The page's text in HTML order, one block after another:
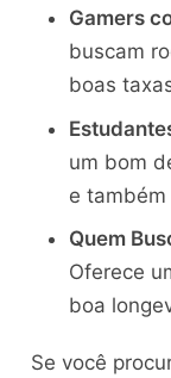
Gamers
buscam
boas
um bom
e
Quem
Oferece
boa
Se você